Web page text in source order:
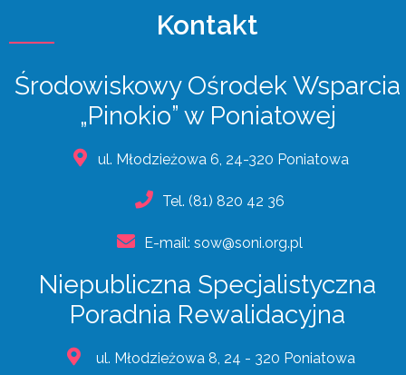
Kontakt
Środowiskowy Ośrodek Wsparcia
„Pinokio” w Poniatowej
ul. Młodzieżowa 6, 24-320 Poniatowa
Tel. (81) 820 42 36
E-mail: sow@soni.org.pl
Niepubliczna Specjalistyczna
Poradnia Rewalidacyjna
ul. Młodzieżowa 8, 24 - 320 Poniatowa